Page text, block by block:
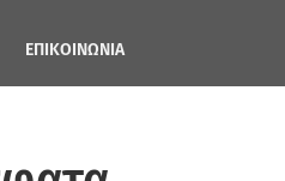
ΕΠΙΚΟΙΝΩΝΙΑ